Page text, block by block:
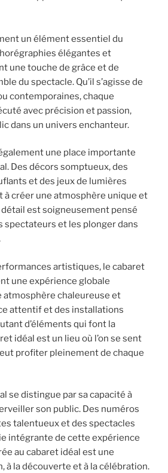
un élément essentiel du
élégantes et
une touche de grâce et de
du spectacle. Qu’il s’agisse de
contemporaines, chaque
avec précision et passion,
dans un univers enchanteur.
une place importante
Des décors somptueux, des
et des jeux de lumières
créer une atmosphère unique et
est soigneusement pensé
spectateurs et les plonger dans
artistiques, le cabaret
une expérience globale
atmosphère chaleureuse et
attentif et des installations
d’éléments qui font la
idéal est un lieu où l’on se sent
profiter pleinement de chaque
se distingue par sa capacité à
son public. Des numéros
talentueux et des spectacles
intégrante de cette expérience
au cabaret idéal est une
à la découverte et à la célébration.